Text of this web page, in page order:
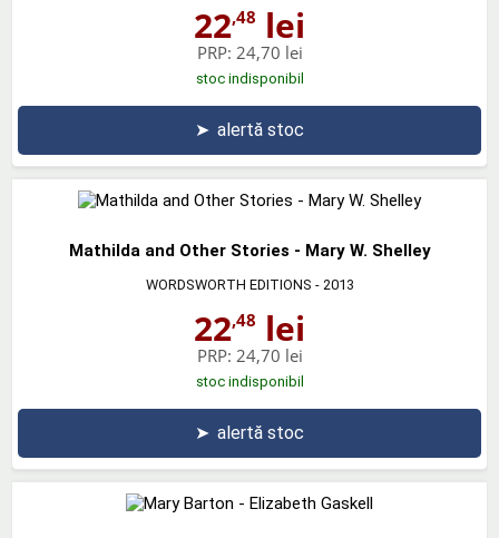
22,48 lei
PRP: 24,70 lei
stoc indisponibil
➤ alertă stoc
Mathilda and Other Stories - Mary W. Shelley
WORDSWORTH EDITIONS - 2013
22,48 lei
PRP: 24,70 lei
stoc indisponibil
➤ alertă stoc